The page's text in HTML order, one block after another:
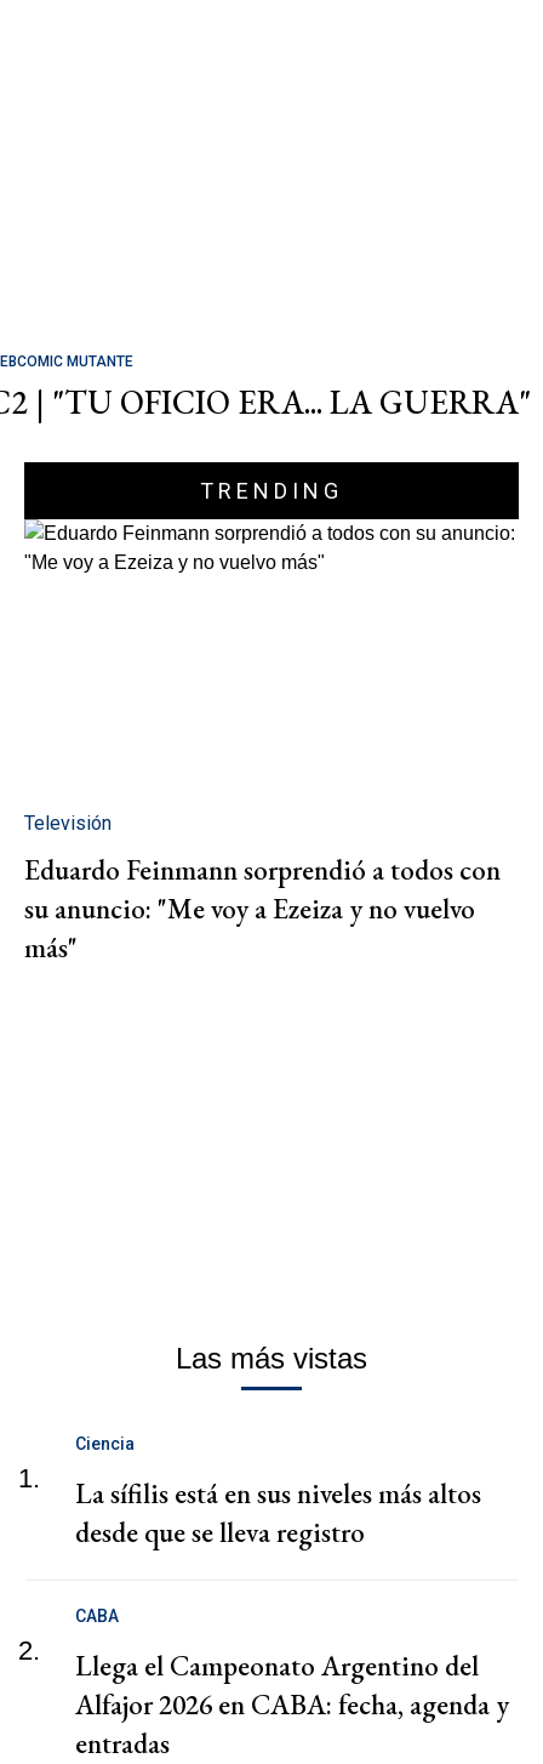
MUTANTE
| "TU OFICIO ERA... LA GUERRA"
TRENDING
Televisión
Eduardo Feinmann sorprendió a todos con
su anuncio: "Me voy a Ezeiza y no vuelvo
más"
Las más vistas
1.
Ciencia
La sífilis está en sus niveles más altos
desde que se lleva registro
2.
CABA
Llega el Campeonato Argentino del
Alfajor 2026 en CABA: fecha, agenda y
entradas